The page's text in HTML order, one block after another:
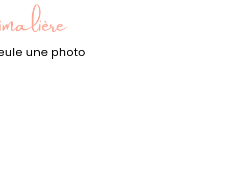
une photo